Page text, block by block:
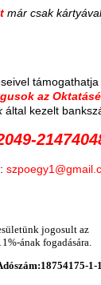
már csak
támogathatja
az
által kezelt
jogosult az
1%-ának fogadására.
1-